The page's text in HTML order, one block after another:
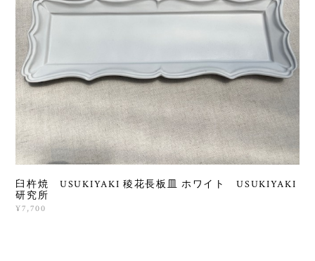
臼杵焼 USUKIYAKI 稜花長板皿 ホワイト USUKIYAKI
研究所
¥7,700